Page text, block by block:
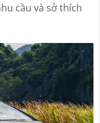
cầu và sở thích